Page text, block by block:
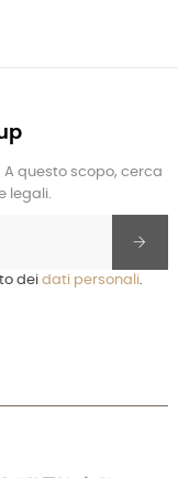
A questo scopo, cerca
legali.
dei dati personali.